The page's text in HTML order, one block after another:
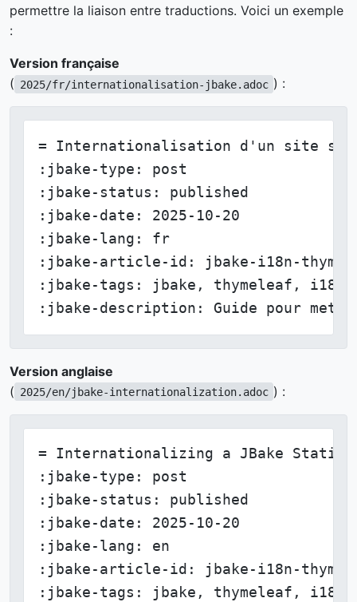
permettre la liaison entre traductions. Voici un exemple
:
Version française
( 2025/fr/internationalisation-jbake.adoc ) :
= Internationalisation d'un site
:jbake-type: post
:jbake-status: published
:jbake-date: 2025-10-20
:jbake-lang: fr
:jbake-article-id: jbake-i18n-
:jbake-tags: jbake, thymeleaf, i18n
:jbake-description: Guide pour
Version anglaise
( 2025/en/jbake-internationalization.adoc ) :
= Internationalizing a JBake Static
:jbake-type: post
:jbake-status: published
:jbake-date: 2025-10-20
:jbake-lang: en
:jbake-article-id: jbake-i18n-
:jbake-tags: jbake, thymeleaf, i18n